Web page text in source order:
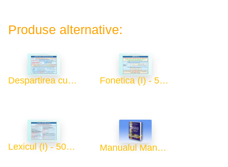
Produse alternative:
Despartirea cuvintelor in silabe (I) - 50x70 Fonetica (I) - 50x70
Lexicul (I) - 50x70 Manualul Manualelor